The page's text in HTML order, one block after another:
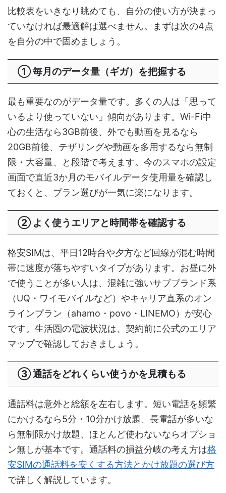
比較表をいきなり眺めても、自分の使い方が決まっ
ていなければ最適解は選べません。まずは次の4点
を自分の中で固めましょう。
① 毎月のデータ量（ギガ）を把握する
最も重要なのがデータ量です。多くの人は「思って
いるより使っていない」傾向があります。Wi-Fi中
心の生活なら3GB前後、外でも動画を見るなら
20GB前後、テザリングや動画を多用するなら無制
限・大容量、と段階で考えます。今のスマホの設定
画面で直近3か月のモバイルデータ使用量を確認し
ておくと、プラン選びが一気に楽になります。
② よく使うエリアと時間帯を確認する
格安SIMは、平日12時台や夕方など回線が混む時間
帯に速度が落ちやすいタイプがあります。お昼に外
で使うことが多い人は、混雑に強いサブブランド系
（UQ・ワイモバイルなど）やキャリア直系のオン
ラインプラン（ahamo・povo・LINEMO）が安心
です。生活圏の電波状況は、契約前に公式のエリア
マップで確認しておきましょう。
③ 通話をどれくらい使うかを見積もる
通話料は意外と総額を左右します。短い電話を頻繁
にかけるなら5分・10分かけ放題、長電話が多いな
ら無制限かけ放題、ほとんど使わないならオプショ
ン無しが基本です。通話料の損益分岐の考え方は格
安SIMの通話料を安くする方法とかけ放題の選び方
で詳しく解説しています。